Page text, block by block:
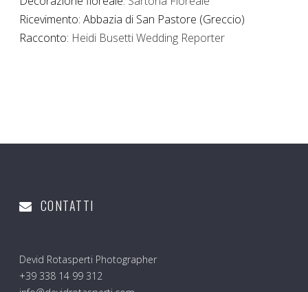
Ricevimento: Abbazia di San Pastore (Greccio)
Racconto: Heidi Busetti Wedding Reporter
CONTATTI
Devid Rotasperti Photographer
+39 338 14 99 312